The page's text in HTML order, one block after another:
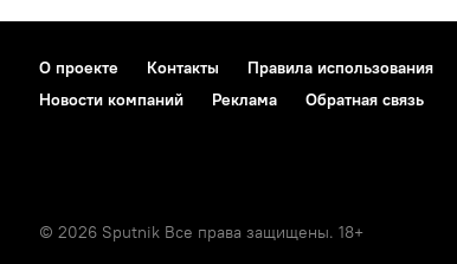
О проекте Контакты Правила использования
Новости компаний
Реклама Обратная связь
© 2026 Sputnik Все права защищены. 18+